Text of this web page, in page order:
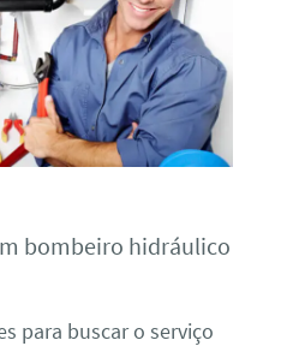
bombeiro hidráulico
para buscar o serviço